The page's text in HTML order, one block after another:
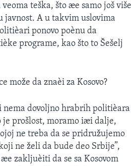
teška, što æe samo još više
javnost. A u takvim uslovima
ponovo poènu da
programe, kao što to Šešelj
može da znaèi za Kosovo?
nema dovoljno hrabrih politièara
je prošlost, moramo iæi dalje,
ne treba da se pridružujemo
ne želi da bude deo Srbije”,
zakljuèiti da se sa Kosovom